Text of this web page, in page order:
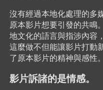
沒有經過本地化處理的多
原本影片想要引發的共鳴
地文化的語言與指涉內容
這麼做不但能讓影片打動
了原本影片的精神與感性。
影片訴諸的是情感。